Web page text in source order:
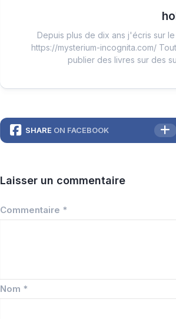
Depuis plus de dix ans j'écris sur
https://mysterium-incognita.com/
publier des livres sur des
SHARE ON FACEBOOK
Laisser un commentaire
Commentaire *
Nom *